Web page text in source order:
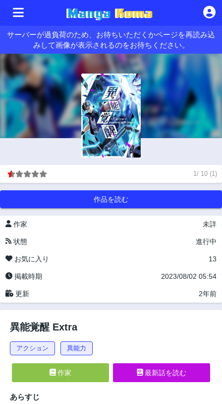
サーバーが過負荷のため、お待ちいただくかページを再読み込
みして画像が表示されるのをお待ちください。
1/ 10 (1)
作品を読む
作家 未詳
状態 進行中
お気に入り 13
掲載時期 2023/08/02 05:54
更新 2年前
異能覚醒 Extra
アクション 異能力
作家 最新話を読む
あらすじ